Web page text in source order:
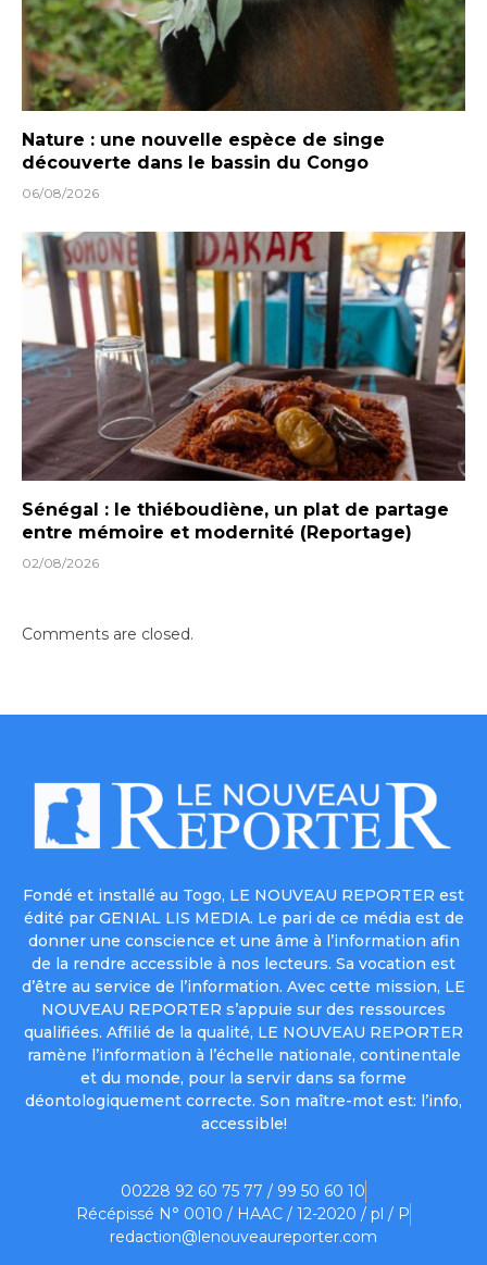
Nature : une nouvelle espèce de singe
découverte dans le bassin du Congo
06/08/2026
Sénégal : le thiéboudiène, un plat de partage
entre mémoire et modernité (Reportage)
02/08/2026
Comments are closed.
Fondé et installé au Togo, LE NOUVEAU REPORTER est
édité par GENIAL LIS MEDIA. Le pari de ce média est de
donner une conscience et une âme à l’information afin
de la rendre accessible à nos lecteurs. Sa vocation est
d’être au service de l’information. Avec cette mission, LE
NOUVEAU REPORTER s’appuie sur des ressources
qualifiées. Affilié de la qualité, LE NOUVEAU REPORTER
ramène l’information à l’échelle nationale, continentale
et du monde, pour la servir dans sa forme
déontologiquement correcte. Son maître-mot est: l’info,
accessible!
00228 92 60 75 77 / 99 50 60 10
Récépissé N° 0010 / HAAC / 12-2020 / pl / P
redaction@lenouveaureporter.com